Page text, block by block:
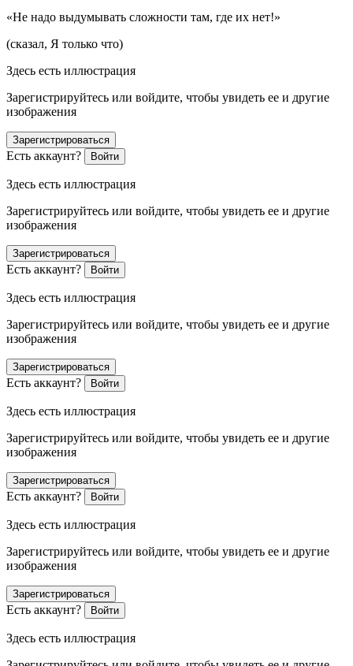
«Не надо выдумывать сложности там, где их нет!»
(сказал, Я только что)
Здесь есть иллюстрация
Зарегистрируйтесь или войдите, чтобы увидеть ее и другие
изображения
Зарегистрироваться
Есть аккаунт? Войти
Здесь есть иллюстрация
Зарегистрируйтесь или войдите, чтобы увидеть ее и другие
изображения
Зарегистрироваться
Есть аккаунт? Войти
Здесь есть иллюстрация
Зарегистрируйтесь или войдите, чтобы увидеть ее и другие
изображения
Зарегистрироваться
Есть аккаунт? Войти
Здесь есть иллюстрация
Зарегистрируйтесь или войдите, чтобы увидеть ее и другие
изображения
Зарегистрироваться
Есть аккаунт? Войти
Здесь есть иллюстрация
Зарегистрируйтесь или войдите, чтобы увидеть ее и другие
изображения
Зарегистрироваться
Есть аккаунт? Войти
Здесь есть иллюстрация